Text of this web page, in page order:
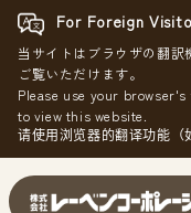
For Foreign
当サイトはブラウザの翻
ご覧いただけます。
Please use your
to view this website.
请使用浏览器的翻译功能（